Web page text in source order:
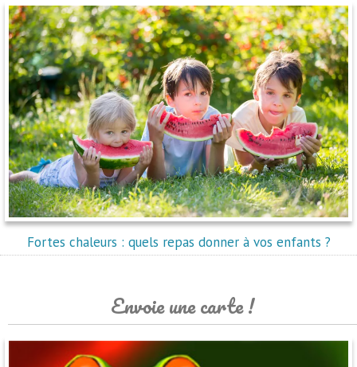
Fortes chaleurs : quels repas donner à vos enfants ?
Envoie une carte !